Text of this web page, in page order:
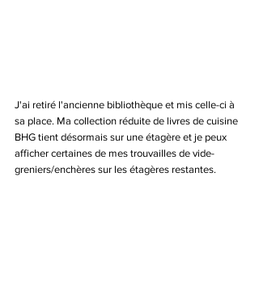
J'ai retiré l'ancienne bibliothèque et mis celle-ci à
sa place. Ma collection réduite de livres de cuisine
BHG tient désormais sur une étagère et je peux
afficher certaines de mes trouvailles de vide-
greniers/enchères sur les étagères restantes.